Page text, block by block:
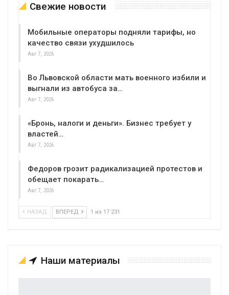
Свежие новости
Мобильные операторы подняли тарифы, но
качество связи ухудшилось
Авг 7, 2026
Во Львовской области мать военного избили и
выгнали из автобуса за…
Авг 7, 2026
«Бронь, налоги и деньги». Бизнес требует у
властей…
Авг 7, 2026
Федоров грозит радикализацией протестов и
обещает покарать…
Авг 7, 2026
НАЗАД ВПЕРЕД 1 из 17 231
Наши материалы